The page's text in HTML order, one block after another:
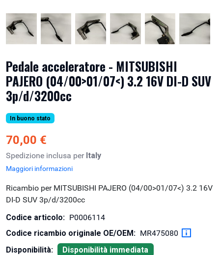
Pedale acceleratore - MITSUBISHI
PAJERO (04/00>01/07<) 3.2 16V DI-D SUV
3p/d/3200cc
In buono stato
70,00 €
Spedizione inclusa per Italy
Maggiori informazioni
Ricambio per MITSUBISHI PAJERO (04/00>01/07<) 3.2 16V
DI-D SUV 3p/d/3200cc
Codice articolo: P0006114
Codice ricambio originale OE/OEM: MR475080
Disponibilità:
Disponibilità immediata